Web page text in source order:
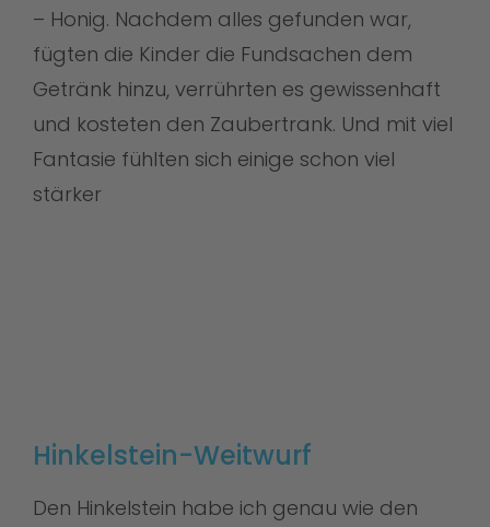
– Honig. Nachdem alles gefunden war,
fügten die Kinder die Fundsachen dem
Getränk hinzu, verrührten es gewissenhaft
und kosteten den Zaubertrank. Und mit viel
Fantasie fühlten sich einige schon viel
stärker
Hinkelstein-Weitwurf
Den Hinkelstein habe ich genau wie den